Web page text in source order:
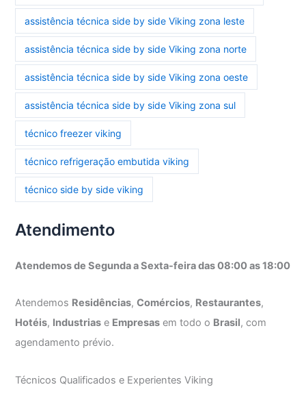
assistência técnica side by side Viking zona leste
assistência técnica side by side Viking zona norte
assistência técnica side by side Viking zona oeste
assistência técnica side by side Viking zona sul
técnico freezer viking
técnico refrigeração embutida viking
técnico side by side viking
Atendimento
Atendemos de Segunda a Sexta-feira das 08:00 as 18:00
Atendemos Residências,Comércios, Restaurantes,
Hotéis, Industrias e Empresas em todo o Brasil, com
agendamento prévio.
Técnicos Qualificados e Experientes Viking